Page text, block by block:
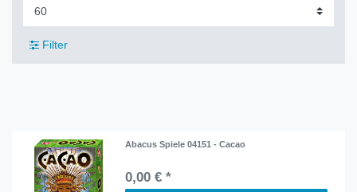
Filter
Abacus Spiele 04151 - Cacao
0,00 € *